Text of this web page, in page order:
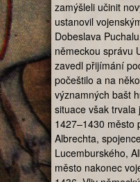
zamýšleli učinit
ustanovil
Dobeslava
německou správu
zavedl přijímání
počeštilo a na
významných bašt
situace však
1427–1430 město
Albrechta,
Lucemburského,
město nakonec